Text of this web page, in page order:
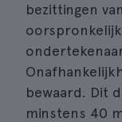
bezittingen
bewaard. Dit
minstens 40